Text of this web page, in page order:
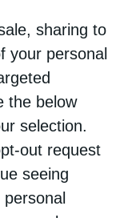
sharing to
your personal
the below
selection.
out request
seeing
personal
με